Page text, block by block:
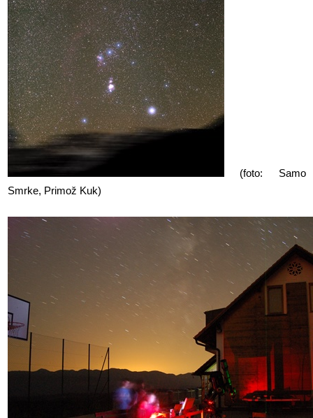
(foto: Samo
Smrke, Primož Kuk)